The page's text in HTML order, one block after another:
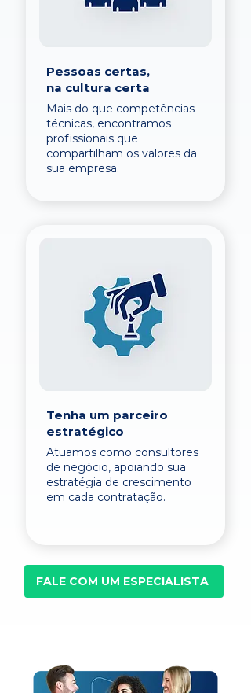
Pessoas certas,
na cultura certa
Mais do que competências
técnicas, encontramos
profissionais que
compartilham os valores da
sua empresa.
Tenha um parceiro
estratégico
Atuamos como consultores
de negócio, apoiando sua
estratégia de crescimento
em cada contratação.
FALE COM UM ESPECIALISTA